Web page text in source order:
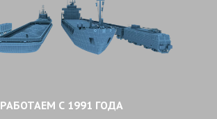
РАБОТАЕМ С 1991 ГОДА